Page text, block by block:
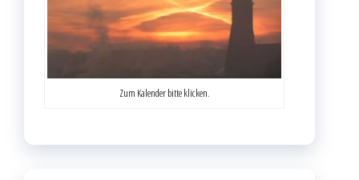
Zum Kalender bitte klicken.